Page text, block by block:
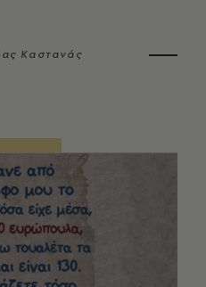
Καστανάς